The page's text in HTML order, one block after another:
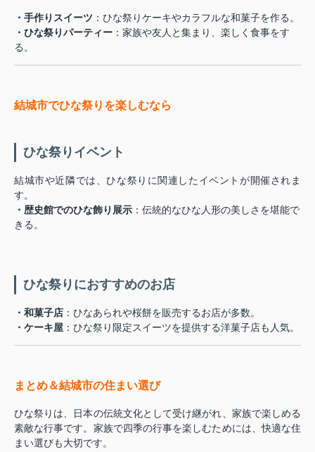
・手作りスイーツ ：ひな祭りケーキやカラフルな和菓子を作る。
・ひな祭りパーティー ：家族や友人と集まり、楽しく食事をす
る。
結城市でひな祭りを楽しむなら
ひな祭りイベント
結城市や近隣では、ひな祭りに関連したイベントが開催されま
す。
・歴史館でのひな飾り展示 ：伝統的なひな人形の美しさを堪能で
きる。
ひな祭りにおすすめのお店
・和菓子店 ：ひなあられや桜餅を販売するお店が多数。
・ケーキ屋 ：ひな祭り限定スイーツを提供する洋菓子店も人気。
まとめ＆結城市の住まい選び
ひな祭りは、日本の伝統文化として受け継がれ、家族で楽しめる
素敵な行事です。家族で四季の行事を楽しむためには、快適な住
まい選びも大切です。